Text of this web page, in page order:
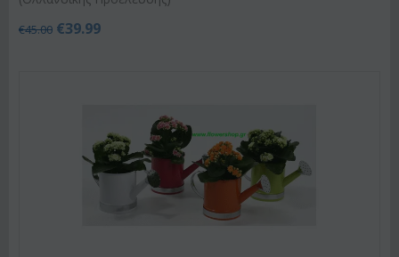
€45.00 €39.99